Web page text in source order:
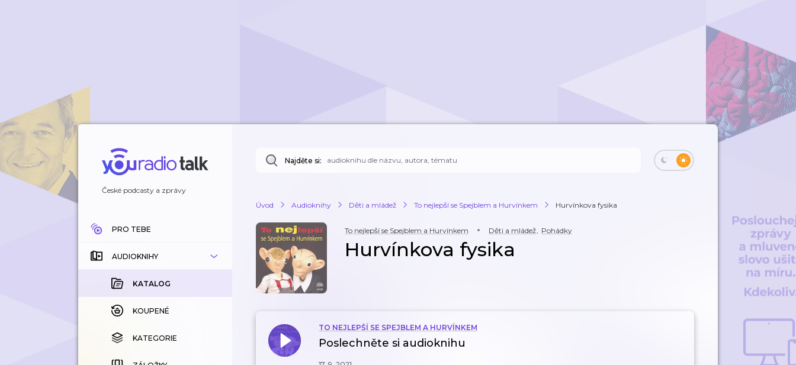
České podcasty a zprávy
PRO TEBE
AUDIOKNIHY
KATALOG
KOUPENÉ
KATEGORIE
Najděte si:
Úvod Audioknihy Děti a mládež To nejlepší se Spejblem a Hurvínkem Hurvínkova fysika
To nejlepší se Spejblem a Hurvínkem Děti a mládež, Pohádky
Hurvínkova fysika
TO NEJLEPŠÍ SE SPEJBLEM A HURVÍNKEM
Poslechněte si audioknihu